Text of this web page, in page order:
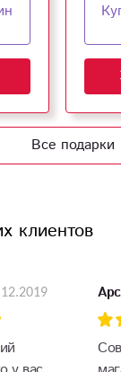
Все подарки
клиентов